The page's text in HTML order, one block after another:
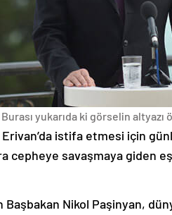
Burası yukarıda ki görselin altyazı
istifa etmesi için
cepheye savaşmaya giden
Nikol Paşinyan,